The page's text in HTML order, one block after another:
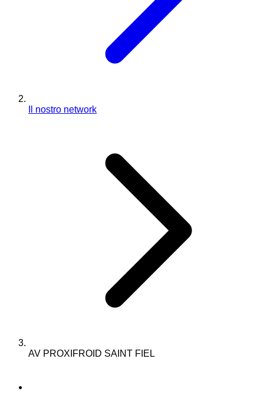
Il nostro network
AV PROXIFROID SAINT FIEL